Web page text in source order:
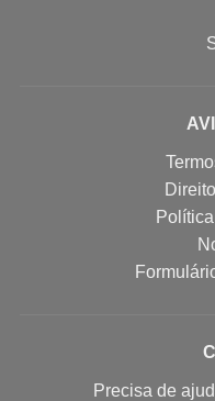
Precisa de